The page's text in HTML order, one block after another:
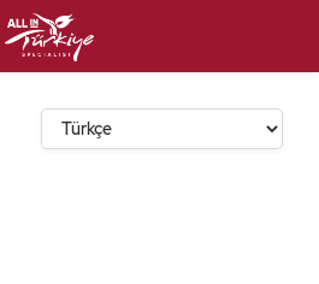
Dil Seçin